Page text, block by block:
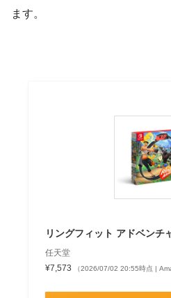
ます。
リングフィット アドベンチ
任天堂
¥7,573
（2026/07/02 20:55時点 |